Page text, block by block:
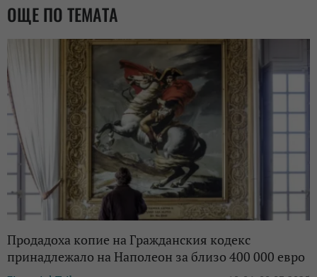
ОЩЕ ПО ТЕМАТА
Продадоха копие на Гражданския кодекс
принадлежало на Наполеон за близо 400 000 евро